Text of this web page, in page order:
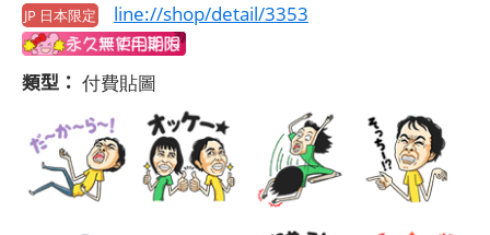
JP 日本限定 line://shop/detail/3353
類型： 付費貼圖